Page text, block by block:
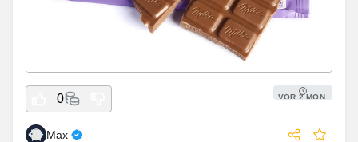
0 VOR 2 MON.
Max